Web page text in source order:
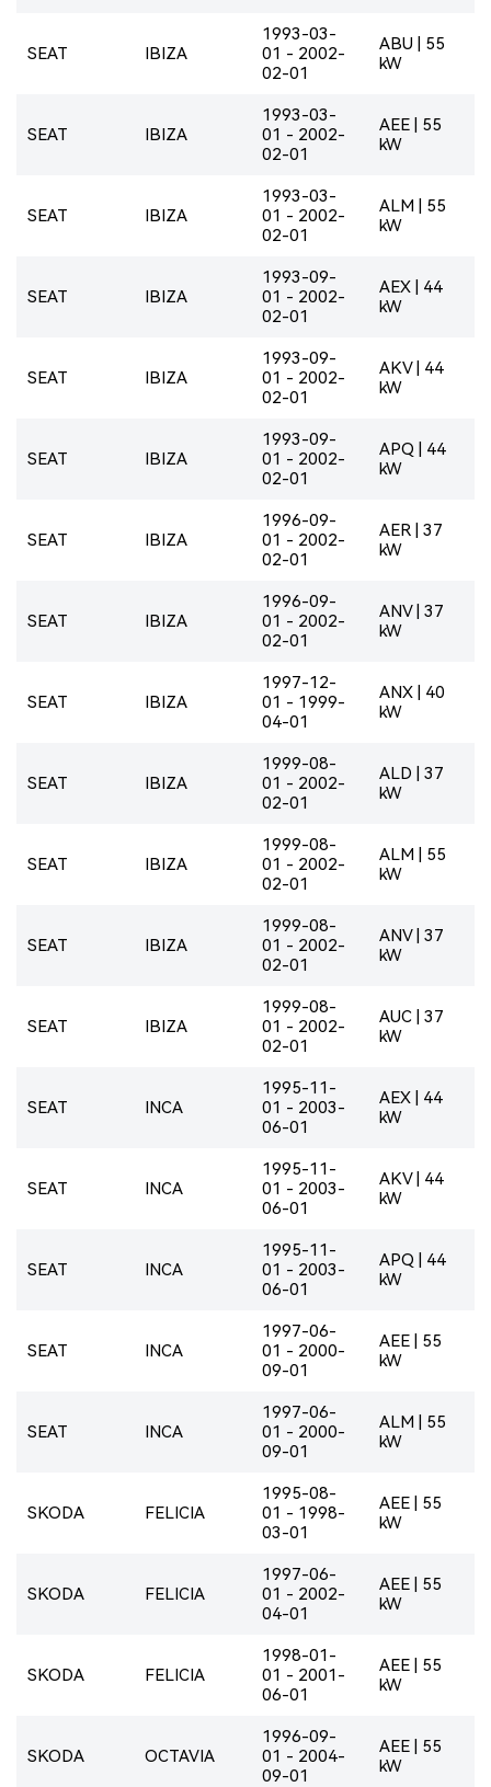
SEAT IBIZA
1993-03-
01 - 2002-
02-01
ABU | 55
kW
SEAT IBIZA
1993-03-
01 - 2002-
02-01
AEE | 55
kW
SEAT IBIZA
1993-03-
01 - 2002-
02-01
ALM | 55
kW
SEAT IBIZA
1993-09-
01 - 2002-
02-01
AEX | 44
kW
SEAT IBIZA
1993-09-
01 - 2002-
02-01
AKV | 44
kW
SEAT IBIZA
1993-09-
01 - 2002-
02-01
APQ | 44
kW
SEAT IBIZA
1996-09-
01 - 2002-
02-01
AER | 37
kW
SEAT IBIZA
1996-09-
01 - 2002-
02-01
ANV | 37
kW
SEAT IBIZA
1997-12-
01 - 1999-
04-01
ANX | 40
kW
SEAT IBIZA
1999-08-
01 - 2002-
02-01
ALD | 37
kW
SEAT IBIZA
1999-08-
01 - 2002-
02-01
ALM | 55
kW
SEAT IBIZA
1999-08-
01 - 2002-
02-01
ANV | 37
kW
SEAT IBIZA
1999-08-
01 - 2002-
02-01
AUC | 37
kW
SEAT INCA
1995-11-
01 - 2003-
06-01
AEX | 44
kW
SEAT INCA
1995-11-
01 - 2003-
06-01
AKV | 44
kW
SEAT INCA
1995-11-
01 - 2003-
06-01
APQ | 44
kW
SEAT INCA
1997-06-
01 - 2000-
09-01
AEE | 55
kW
SEAT INCA
1997-06-
01 - 2000-
09-01
ALM | 55
kW
SKODA FELICIA
1995-08-
01 - 1998-
03-01
AEE | 55
kW
SKODA FELICIA
1997-06-
01 - 2002-
04-01
AEE | 55
kW
SKODA FELICIA
1998-01-
01 - 2001-
06-01
AEE | 55
kW
SKODA OCTAVIA
1996-09-
01 - 2004-
09-01
AEE | 55
kW